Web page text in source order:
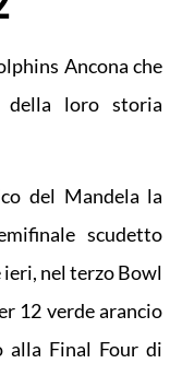
Ancona che
della loro storia
del Mandela la
scudetto
nel terzo Bowl
12 verde arancio
alla Final Four di